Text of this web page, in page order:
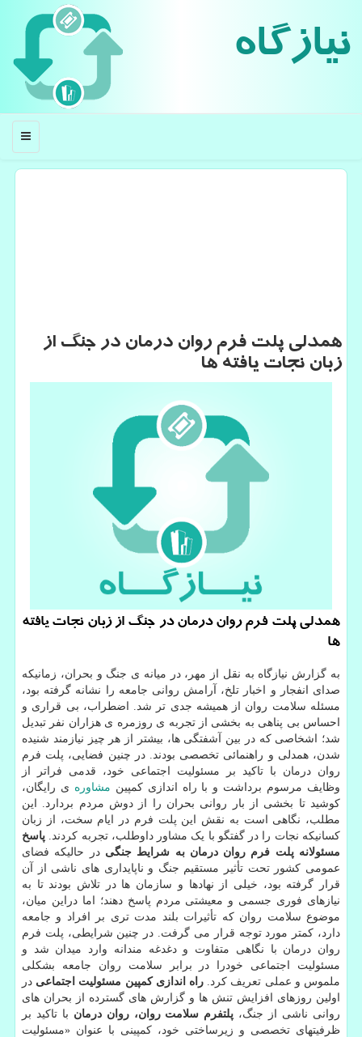
نیازگاه
منو
همدلی پلت فرم روان درمان در جنگ از
زبان نجات یافته ها
همدلی پلت فرم روان درمان در جنگ از زبان نجات یافته
ها
به گزارش نیازگاه به نقل از مهر، در میانه ی جنگ و بحران، زمانیکه
صدای انفجار و اخبار تلخ، آرامش روانی جامعه را نشانه گرفته بود،
مسئله سلامت روان از همیشه جدی تر شد. اضطراب، بی قراری و
احساس بی پناهی به بخشی از تجربه ی روزمره ی هزاران نفر تبدیل
شد؛ اشخاصی که در بین آشفتگی ها، بیشتر از هر چیز نیازمند شنیده
شدن، همدلی و راهنمائی تخصصی بودند. در چنین فضایی، پلت فرم
روان درمان با تاکید بر مسئولیت اجتماعی خود، قدمی فراتر از
وظایف مرسوم برداشت و با راه اندازی کمپین مشاوره ی رایگان،
کوشید تا بخشی از بار روانی بحران را از دوش مردم بردارد. این
مطلب، نگاهی است به نقش این پلت فرم در ایام سخت، از زبان
کسانیکه نجات را در گفتگو با یک مشاور داوطلب، تجربه کردند. پاسخ
مسئولانه پلت فرم روان درمان به شرایط جنگی در حالیکه فضای
عمومی کشور تحت تأثیر مستقیم جنگ و ناپایداری های ناشی از آن
قرار گرفته بود، خیلی از نهادها و سازمان ها در تلاش بودند تا به
نیازهای فوری جسمی و معیشتی مردم پاسخ دهند؛ اما دراین میان،
موضوع سلامت روان که تأثیرات بلند مدت تری بر افراد و جامعه
دارد، کمتر مورد توجه قرار می گرفت. در چنین شرایطی، پلت فرم
روان درمان با نگاهی متفاوت و دغدغه مندانه وارد میدان شد و
مسئولیت اجتماعی خودرا در برابر سلامت روان جامعه بشکلی
ملموس و عملی تعریف کرد. راه اندازی کمپین مسئولیت اجتماعی در
اولین روزهای افزایش تنش ها و گزارش های گسترده از بحران های
روانی ناشی از جنگ، پلتفرم سلامت روان،روان درمان با تاکید بر
ظرفیتهای تخصصی و زیرساختی خود، کمپینی با عنوان «مسئولیت